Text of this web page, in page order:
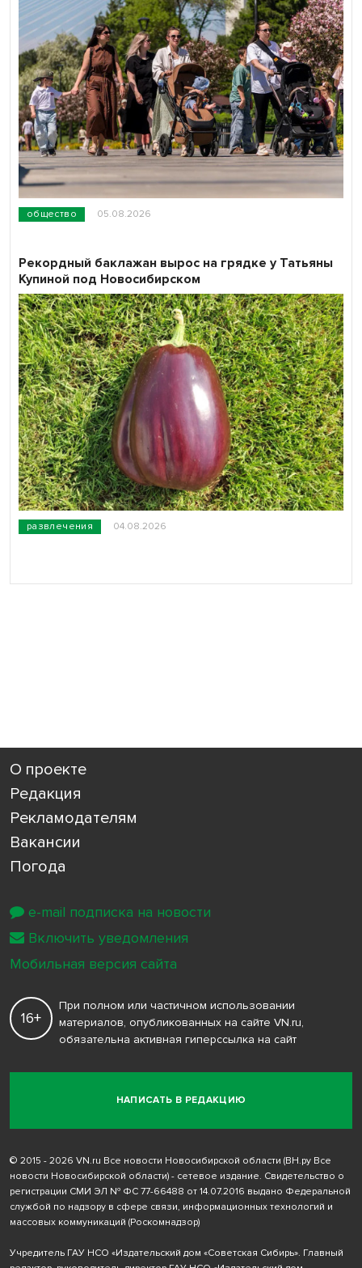
общество 05.08.2026
развлечения 04.08.2026
Рекордный баклажан вырос на грядке у Татьяны
Купиной под Новосибирском
О проекте
Редакция
Рекламодателям
Вакансии
Погода
НАПИСАТЬ В РЕДАКЦИЮ
16+
При полном или частичном использовании
материалов, опубликованных на сайте VN.ru,
обязательна активная гиперссылка на сайт
© 2015 - 2026 VN.ru Все новости Новосибирской области (ВН.ру Все
новости Новосибирской области) - сетевое издание. Свидетельство о
регистрации СМИ ЭЛ № ФС 77-66488 от 14.07.2016 выдано Федеральной
службой по надзору в сфере связи, информационных технологий и
массовых коммуникаций (Роскомнадзор)
Учредитель ГАУ НСО «Издательский дом «Советская Сибирь». Главный
e-mail подписка на новости
Включить уведомления
Мобильная версия сайта